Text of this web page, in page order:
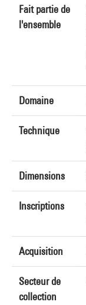
Fait partie de
l'ensemble
Domaine
Technique
Dimensions
Inscriptions
Acquisition
Secteur de
collection